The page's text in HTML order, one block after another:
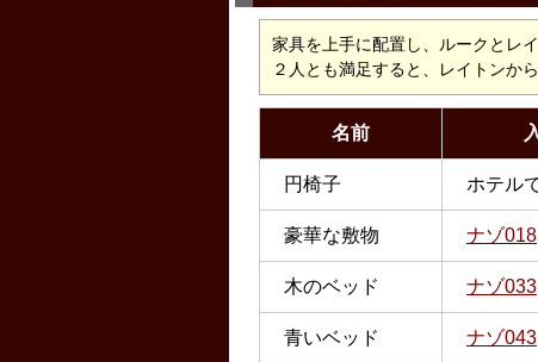
家具を上手に配置し、ルークとレ
２人とも満足すると、レイトンか
名前
円椅子 ホテル
豪華な敷物 ナゾ018
木のベッド ナゾ033
青いベッド ナゾ043